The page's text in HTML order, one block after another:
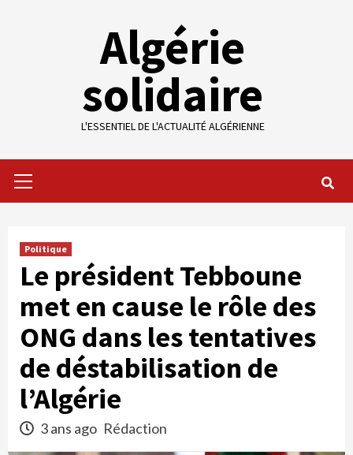
Algérie
solidaire
L'ESSENTIEL DE L'ACTUALITÉ ALGÉRIENNE
Menu
Politique
Le président Tebboune
met en cause le rôle des
ONG dans les tentatives
de déstabilisation de
l’Algérie
3 ans ago Rédaction